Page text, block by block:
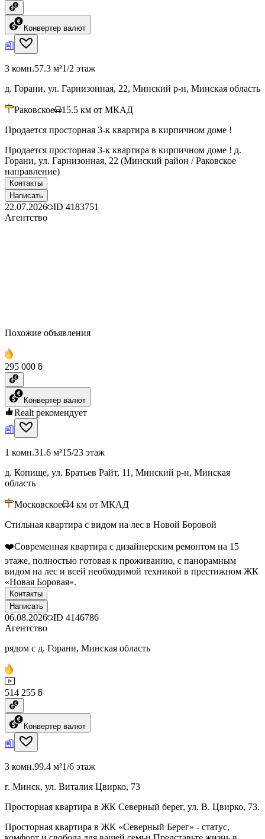
Конвертер валют
3 комн.57.3 м²1/2 этаж
д. Горани, ул. Гарнизонная, 22, Минский р-н, Минская область
Раковское 15.5 км от МКАД
Продается просторная 3-к квартира в кирпичном доме !
Продается просторная 3-к квартира в кирпичном доме ! д.
Горани, ул. Гарнизонная, 22 (Минский район / Раковское
направление)
Контакты
Написать
22.07.2026 ID 4183751
Агентство
Похожие объявления
295 000 ƃ
Конвертер валют
Realt рекомендует
1 комн.31.6 м²15/23 этаж
д. Копище, ул. Братьев Райт, 11, Минский р-н, Минская
область
Московское 4 км от МКАД
Стильная квартира с видом на лес в Новой Боровой
❤️Современная квартира с дизайнерским ремонтом на 15
этаже, полностью готовая к проживанию, с панорамным
видом на лес и всей необходимой техникой в престижном ЖК
«Новая Боровая».
Контакты
Написать
06.08.2026 ID 4146786
Агентство
рядом с д. Горани, Минская область
514 255 ƃ
Конвертер валют
3 комн.99.4 м²1/6 этаж
г. Минск, ул. Виталия Цвирко, 73
Просторная квартира в ЖК Северный берег, ул. В. Цвирко, 73.
Просторная квартира в ЖК «Северный Берег» - статус,